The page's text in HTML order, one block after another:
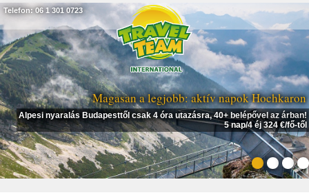
Magasan a legjobb: aktív napok Hochkaron
Alpesi nyaralás Budapesttől csak 4 óra utazásra, 40+ belépővel az árban!
5 nap/4 éj 324 €/fő-től
Telefon: 06 1 301 0723